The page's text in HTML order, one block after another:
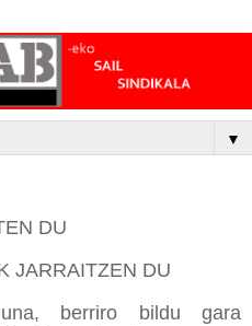
▼
DU
JARRAITZEN DU
berriro bildu gara